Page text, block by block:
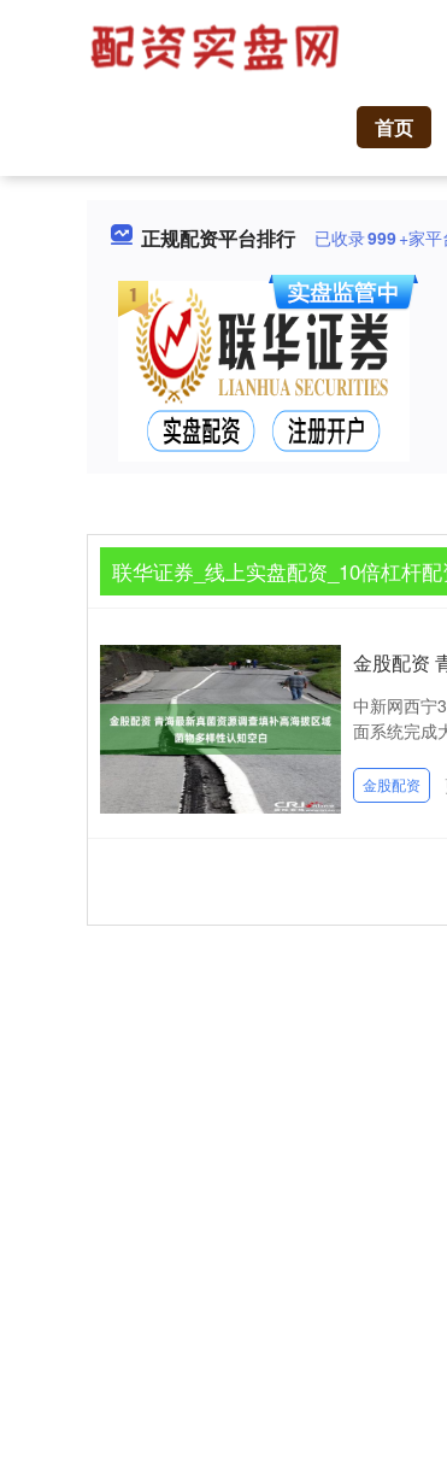
首页
正规配资平台排行 已收录999+家平
联华证券_线上实盘配资_10倍杠杆
金股配资
中新网西宁
面系统完成
金股配资